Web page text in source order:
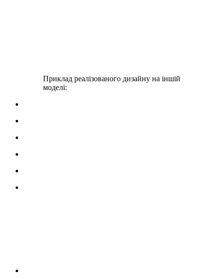
Приклад реалізованого дизайну на іншій
моделі: